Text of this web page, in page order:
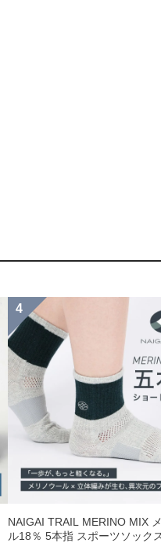
NAIGAI TRAIL MERINO MIX
ル18％ 5本指 スポーツソック